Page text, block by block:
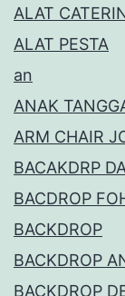
ALAT
ALAT PESTA
an
ANAK
ARM CHAIR
BACAKDRP
BACDROP
BACKDROP
BACKDROP
BACKDROP